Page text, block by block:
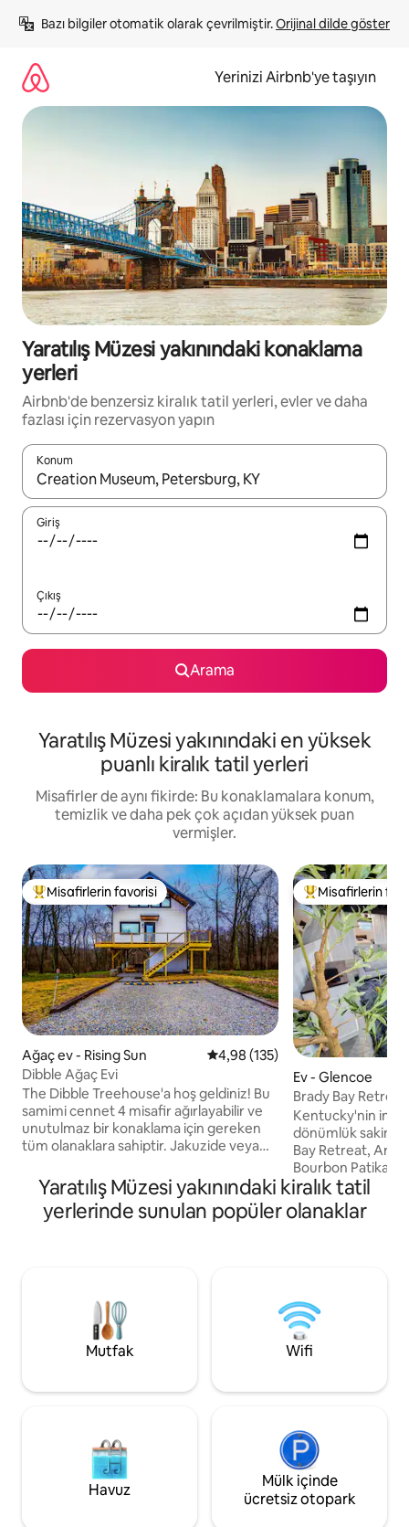
atla
Bazı bilgiler otomatik olarak çevrilmiştir. Orijinal dilde göster
Yerinizi Airbnb'ye taşıyın
Yaratılış Müzesi yakınındaki konaklama
yerleri
Airbnb'de benzersiz kiralık tatil yerleri, evler ve daha
fazlası için rezervasyon yapın
Konum
Sonuçlar kullanılabilir olduğunda yukarı ve aşağı oklarıyla
Giriş
Çıkış
Arama
Yaratılış Müzesi yakınındaki en yüksek
puanlı kiralık tatil yerleri
Misafirler de aynı fikirde: Bu konaklamalara konum,
temizlik ve daha pek çok açıdan yüksek puan
vermişler.
Misafirlerin favorilerinden en beğenilenler arasında
Misafirlerin favorisi
Ağaç ev - Rising Sun 5 üzerinden ortalama 4,98
4,98 (135)
Dibble Ağaç Evi
The Dibble Treehouse'a hoş geldiniz! Bu
samimi cennet 4 misafir ağırlayabilir ve
unutulmaz bir konaklama için gereken
tüm olanaklara sahiptir. Jakuzide veya
sandalyelerde hafifçe sallanın ve açık
hava piknik masasında yemeklerin tadını
çıkarın. Tam donanımlı mutfak
akıllı TV'de en sevdiğiniz programları
izleyin. Tamamen enerji toplamak ve
doğayla yeniden bağlantı kurmak için bu
konaklamayı rezerve edin!
Misafirlerin
Misafirlerin
Ev - Glencoe
Brady Bay
Büyüleyici Çiftlik
Kentucky'nin inişli
dönümlük sakin
Bay Retreat, Ark
Bourbon
sonra huzurlu bir
Amish tarafından
büyüleyici ev,
dinlenin ve
ailenizle bir araya
Retreat
için mükemmel
Yaratılış Müzesi yakınındaki kiralık tatil
yerlerinde sunulan popüler olanaklar
Mutfak Wifi
Havuz
Mülk içinde
ücretsiz otopark